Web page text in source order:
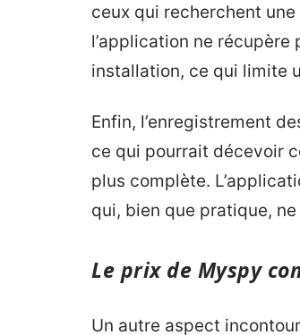
ceux qui recherchent
l’application ne
installation, ce qui limite
Enfin, l’enregistrement
ce qui pourrait décevoir
plus complète.
qui, bien que pratique,
Le prix de Myspy
Un autre aspect